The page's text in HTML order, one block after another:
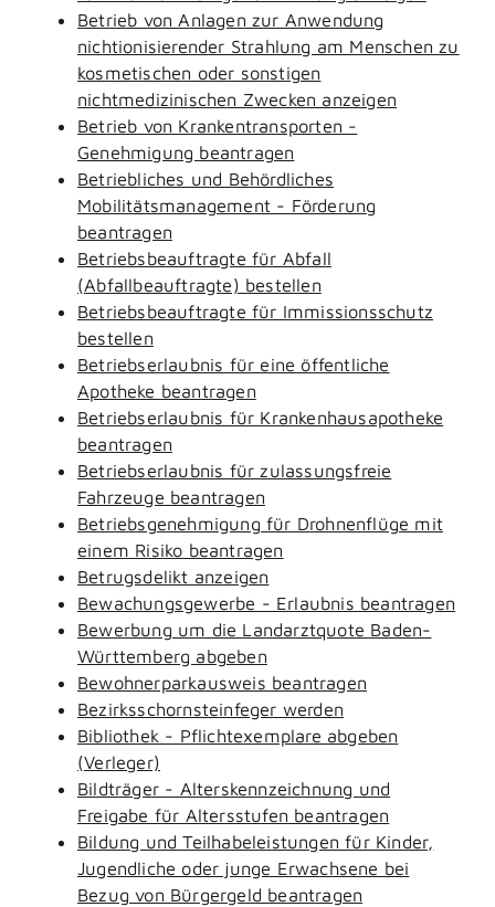
Betrieb von Anlagen zur Anwendung
nichtionisierender Strahlung am Menschen zu
kosmetischen oder sonstigen
nichtmedizinischen Zwecken anzeigen
Betrieb von Krankentransporten -
Genehmigung beantragen
Betriebliches und Behördliches
Mobilitätsmanagement - Förderung
beantragen
Betriebsbeauftragte für Abfall
(Abfallbeauftragte) bestellen
Betriebsbeauftragte für Immissionsschutz
bestellen
Betriebserlaubnis für eine öffentliche
Apotheke beantragen
Betriebserlaubnis für Krankenhausapotheke
beantragen
Betriebserlaubnis für zulassungsfreie
Fahrzeuge beantragen
Betriebsgenehmigung für Drohnenflüge mit
einem Risiko beantragen
Betrugsdelikt anzeigen
Bewachungsgewerbe - Erlaubnis beantragen
Bewerbung um die Landarztquote Baden-
Württemberg abgeben
Bewohnerparkausweis beantragen
Bezirksschornsteinfeger werden
Bibliothek - Pflichtexemplare abgeben
(Verleger)
Bildträger - Alterskennzeichnung und
Freigabe für Altersstufen beantragen
Bildung und Teilhabeleistungen für Kinder,
Jugendliche oder junge Erwachsene bei
Bezug von Bürgergeld beantragen